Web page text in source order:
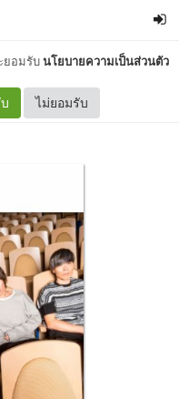
ยอมรับนโยบายความเป็นส่วนตัว
ไม่ยอมรับ